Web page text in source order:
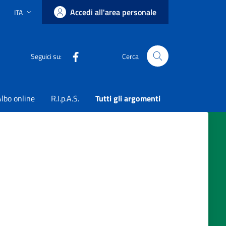
Lingua attiva:
ITA Accedi all'area personale
Seguici su: Cerca
online R.I.p.A.S. Tutti gli argomenti